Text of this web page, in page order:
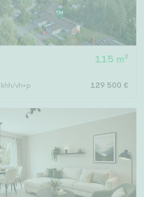
115 m²
vh+p 129 500 €